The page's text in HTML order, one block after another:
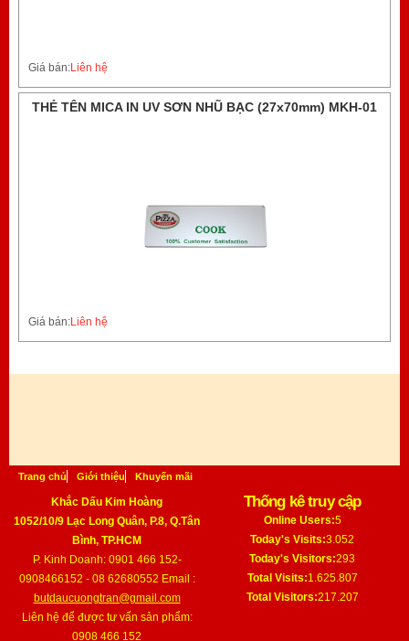
Giá bán:Liên hệ
THẺ TÊN MICA IN UV SƠN NHŨ BẠC (27x70mm) MKH-01
Giá bán:Liên hệ
Trang chủ Giới thiệu Khuyến mãi
Khắc Dấu Kim Hoàng
1052/10/9 Lạc Long Quân, P.8, Q.Tân
Bình, TP.HCM
P. Kinh Doanh: 0901 466 152-
0908466152 - 08 62680552 Email :
butdaucuongtran@gmail.com
Liên hệ để được tư vấn sản phẩm:
0908 466 152
Thống kê truy cập
Online Users:5
Today's Visits:3.052
Today's Visitors:293
Total Visits:1.625.807
Total Visitors:217.207